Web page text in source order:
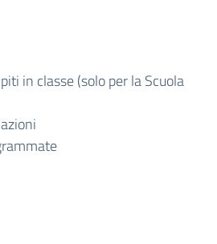
in classe (solo per la Scuola